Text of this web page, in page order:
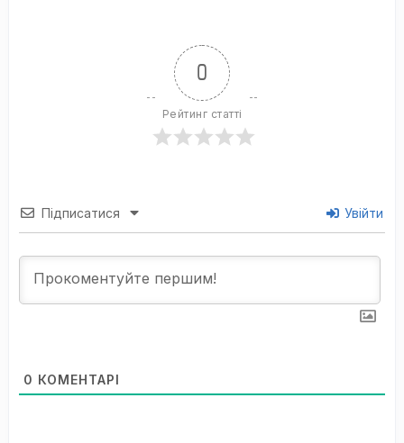
0
Рейтинг статті
Підписатися Увійти
0 КОМЕНТАРІ